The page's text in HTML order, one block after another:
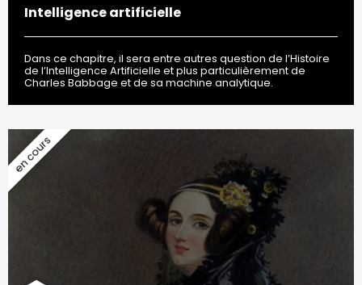
Intelligence artificielle
Dans ce chapitre, il sera entre autres question de l’Histoire
de l’Intelligence Artificielle et plus particulièrement de
Charles Babbage et de sa machine analytique.